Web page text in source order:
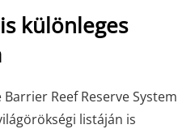
különleges
Reef Reserve System
listáján is